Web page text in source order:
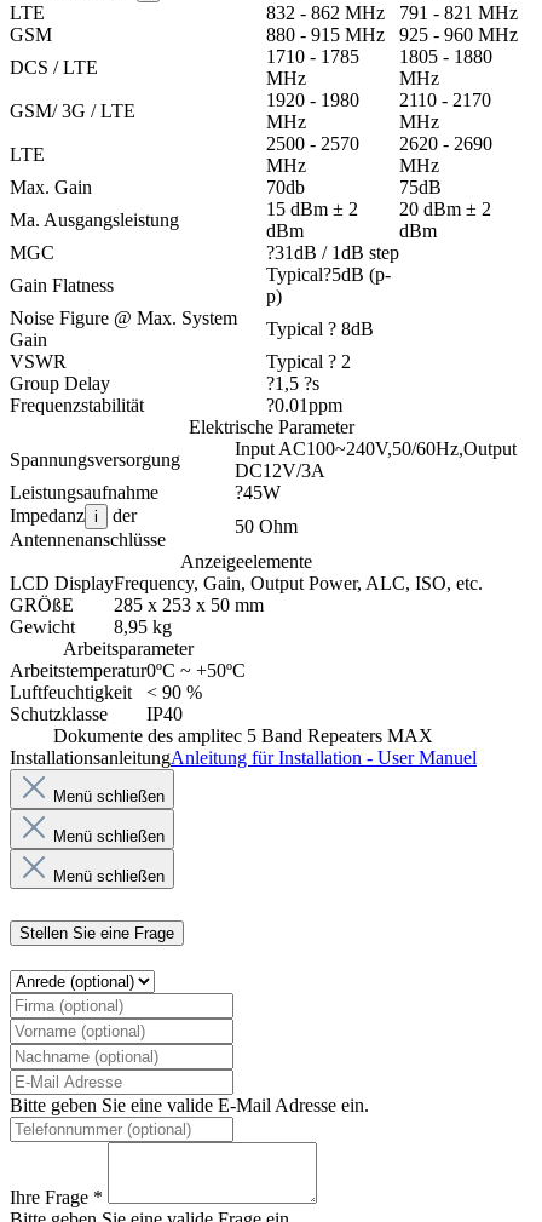
LTE
832 - 862 MHz
791 - 821 MHz
GSM
880 - 915 MHz
925 - 960 MHz
DCS / LTE
1710 - 1785
MHz
1805 - 1880
MHz
GSM/ 3G / LTE
1920 - 1980
MHz
2110 - 2170
MHz
LTE
2500 - 2570
MHz
2620 - 2690
MHz
Max. Gain
70db
75dB
Ma. Ausgangsleistung
15 dBm ± 2
dBm
20 dBm ± 2
dBm
MGC
?31dB / 1dB step
Gain Flatness
Typical?5dB (p-
p)
Noise Figure @ Max. System
Gain
Typical ? 8dB
VSWR
Typical ? 2
Group Delay
?1,5 ?s
Frequenzstabilität
?0.01ppm
Elektrische Parameter
Spannungsversorgung
Input AC100~240V,50/60Hz,Output
DC12V/3A
Leistungsaufnahme
?45W
Impedanz i
der
Antennenanschlüsse
50 Ohm
Anzeigeelemente
LCD DisplayFrequency, Gain, Output Power, ALC, ISO, etc.
GRÖßE
285 x 253 x 50 mm
Gewicht
8,95 kg
Arbeitsparameter
Arbeitstemperatur0ºC ~ +50ºC
Luftfeuchtigkeit
< 90 %
Schutzklasse
IP40
Dokumente des amplitec 5 Band Repeaters MAX
InstallationsanleitungAnleitung für Installation - User Manuel
Menü schließen
Menü schließen
Menü schließen
Stellen Sie eine Frage
Bitte geben Sie eine valide E-Mail Adresse ein.
Ihre Frage *